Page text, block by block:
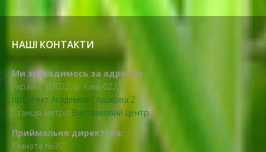
НАШІ КОНТАКТИ
Ми знаходимось за адресою:
Україна, 03022, м. Київ-022,
проспект Академіка Глушкова 2
Станція метро Виставковий центр
Приймальня директора:
Кімната №307